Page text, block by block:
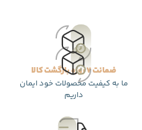
ضمانت 7 روزه بازگشت کالا
ما به کیفیت محصولات خود ایمان
داریم